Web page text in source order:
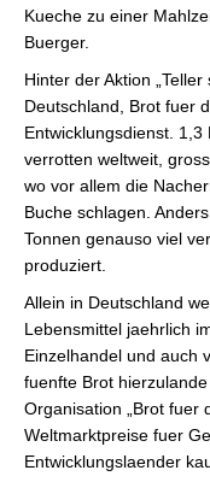
Kueche zu einer
Buerger.
Hinter der Aktion
Deutschland, Brot fuer
Entwicklungsdienst. 1,3
verrotten weltweit,
wo vor allem die
Buche schlagen.
Tonnen genauso viel
produziert.
Allein in Deutschland
Lebensmittel jaehrlich
Einzelhandel und auch
fuenfte Brot
Organisation „Brot fuer
Weltmarktpreise fuer
Entwicklungslaender